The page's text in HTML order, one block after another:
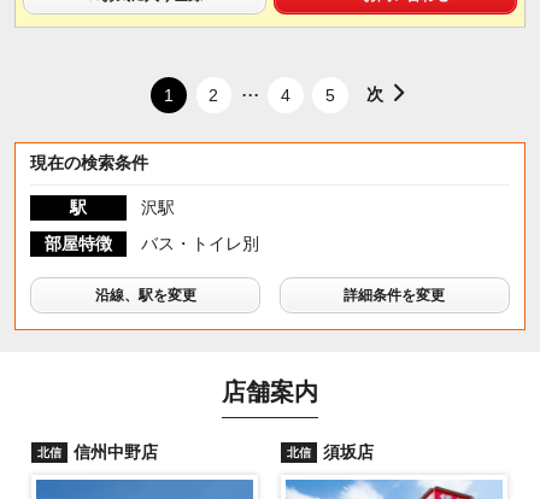
1 2 ... 4 5 次
現在の検索条件
駅
沢駅
部屋特徴
バス・トイレ別
沿線、駅を変更 詳細条件を変更
店舗案内
北信 信州中野店 北信 須坂店